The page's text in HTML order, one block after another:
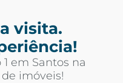
visita.
em Santos na
imóveis!